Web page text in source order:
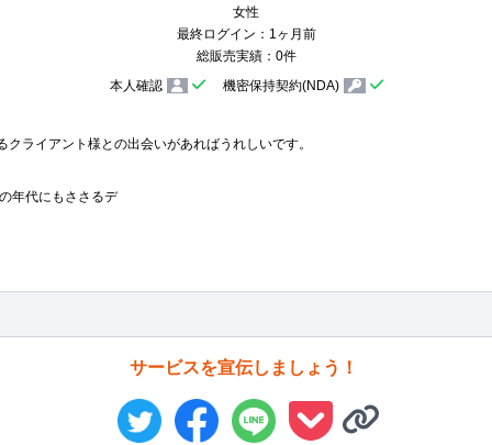
女性
最終ログイン：1ヶ月前
総販売実績：0件
本人確認
機密保持契約(NDA)
ライアント様との出会いがあればうれしいです。
年代にもささるデ
サービスを宣伝しましょう！